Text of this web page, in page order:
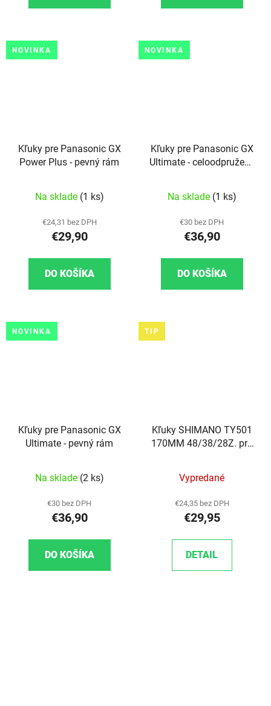
NOVINKA
Kľuky pre Panasonic GX
Power Plus - pevný rám
Na sklade (1 ks)
€24,31 bez DPH
€29,90
DO KOŠÍKA
NOVINKA
Kľuky pre Panasonic GX
Ultimate - celoodpružený
Na sklade (1 ks)
€30 bez DPH
€36,90
DO KOŠÍKA
NOVINKA
Kľuky pre Panasonic GX
Ultimate - pevný rám
Na sklade (2 ks)
€30 bez DPH
€36,90
DO KOŠÍKA
TIP
Kľuky SHIMANO TY501
170MM 48/38/28Z. pre
Vypredané
€24,35 bez DPH
€29,95
DETAIL